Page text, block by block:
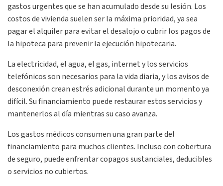
gastos urgentes que se han acumulado desde su lesión. Los
costos de vivienda suelen ser la máxima prioridad, ya sea
pagar el alquiler para evitar el desalojo o cubrir los pagos de
la hipoteca para prevenir la ejecución hipotecaria.
La electricidad, el agua, el gas, internet y los servicios
telefónicos son necesarios para la vida diaria, y los avisos de
desconexión crean estrés adicional durante un momento ya
difícil. Su financiamiento puede restaurar estos servicios y
mantenerlos al día mientras su caso avanza.
Los gastos médicos consumen una gran parte del
financiamiento para muchos clientes. Incluso con cobertura
de seguro, puede enfrentar copagos sustanciales, deducibles
o servicios no cubiertos.